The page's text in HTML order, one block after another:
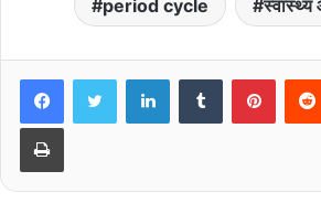
period cycle स्वास्थ्य
LinkedInTumblr
Print